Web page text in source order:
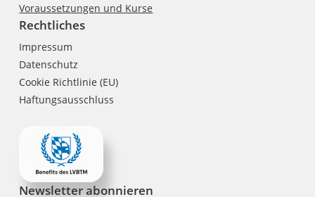
Voraussetzungen und Kurse
Rechtliches
Impressum
Datenschutz
Cookie Richtlinie (EU)
Haftungsausschluss
Newsletter abonnieren